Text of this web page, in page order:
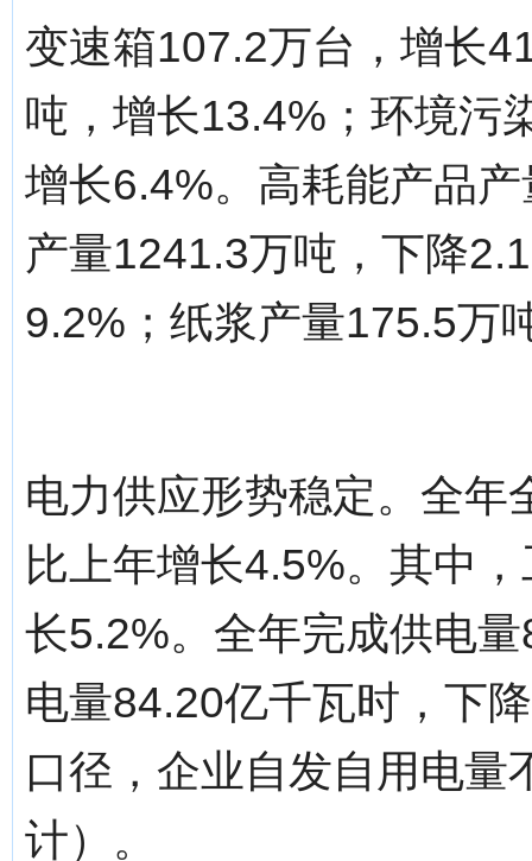
变速箱107.2万台，增长
吨，增长13.4%；环境污
增长6.4%。高耗能产品
产量1241.3万吨，下降
9.2%；纸浆产量175.5万
电力供应形势稳定。全年
比上年增长4.5%。其中
长5.2%。全年完成供电
电量84.20亿千瓦时，下
口径，企业自发自用电量
计）。